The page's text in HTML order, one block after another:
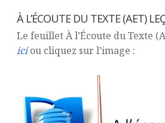
À L’ÉCOUTE DU TEXTE (AET)
Le feuillet À l’Écoute du Texte
iciou cliquez sur l’image :